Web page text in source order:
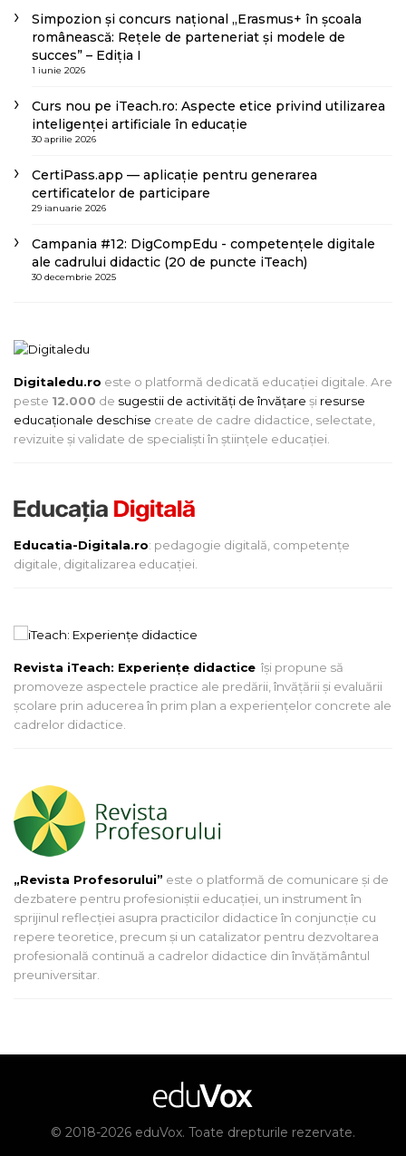
Simpozion și concurs național „Erasmus+ în școala
românească: Rețele de parteneriat și modele de
succes” – Ediția I
1 iunie 2026
Curs nou pe iTeach.ro: Aspecte etice privind utilizarea
inteligenței artificiale în educație
30 aprilie 2026
CertiPass.app — aplicație pentru generarea
certificatelor de participare
29 ianuarie 2026
Campania #12: DigCompEdu - competențele digitale
ale cadrului didactic (20 de puncte iTeach)
30 decembrie 2025
Digitaledu.ro este o platformă dedicată educației digitale. Are
peste 12.000 de sugestii de activități de învățare și resurse
educaționale deschise create de cadre didactice, selectate,
revizuite și validate de specialiști în științele educației.
Educatia-Digitala.ro: pedagogie digitală, competențe
digitale, digitalizarea educației.
Revista iTeach: Experienţe didactice îşi propune să
promoveze aspectele practice ale predării, învăţării şi evaluării
şcolare prin aducerea în prim plan a experienţelor concrete ale
cadrelor didactice.
„Revista Profesorului” este o platformă de comunicare și de
dezbatere pentru profesioniștii educației, un instrument în
sprijinul reflecției asupra practicilor didactice în conjuncție cu
repere teoretice, precum și un catalizator pentru dezvoltarea
profesională continuă a cadrelor didactice din învățământul
preuniversitar.
© 2018-2026 eduVox. Toate drepturile rezervate.